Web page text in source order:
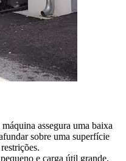
assegura uma baixa
sobre uma superfície
e carga útil grande,